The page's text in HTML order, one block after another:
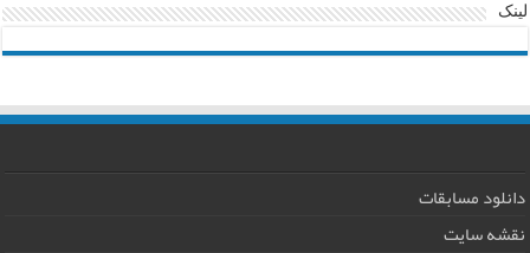
لینک
دانلود مسابقات
نقشه سایت